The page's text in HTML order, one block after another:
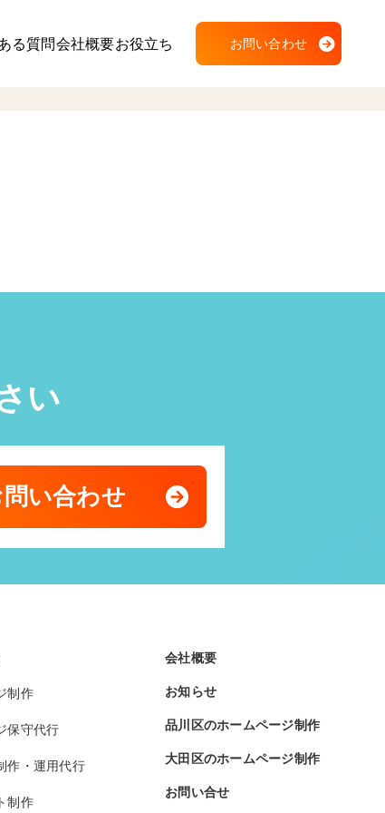
る質問会社概要お役立ち お問い合わせ
い
い合わせ
制作
保守代行
作・運用代行
制作
会社概要
お知らせ
品川区のホームページ制作
大田区のホームページ制作
お問い合せ